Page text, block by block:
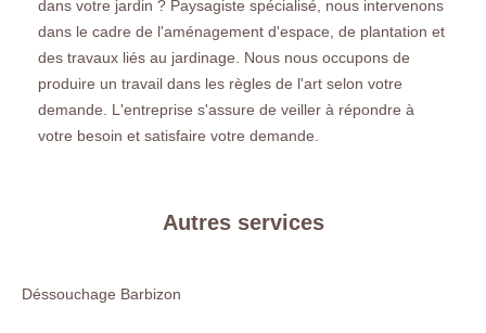
dans votre jardin ? Paysagiste spécialisé, nous intervenons
dans le cadre de l'aménagement d'espace, de plantation et
des travaux liés au jardinage. Nous nous occupons de
produire un travail dans les règles de l'art selon votre
demande. L'entreprise s'assure de veiller à répondre à
votre besoin et satisfaire votre demande.
Autres services
Déssouchage Barbizon